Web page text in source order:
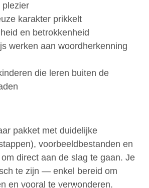
plezier
karakter prikkelt
en betrokkenheid
werken aan woordherkenning
die leren buiten de
pakket met duidelijke
voorbeeldbestanden en
direct aan de slag te gaan. Je
te zijn — enkel bereid om
en vooral te verwonderen.